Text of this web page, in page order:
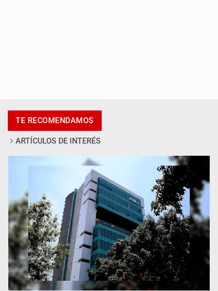
Fiscalía continúa búsqueda de Ricardo Cabezas
Talavera
Reporta 627 acciones tras inundación en Balcones de
Oblatos
TE RECOMENDAMOS
ARTÍCULOS DE INTERÉS